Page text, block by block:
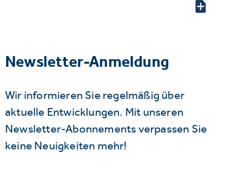
Newsletter-Anmeldung
Wir informieren Sie regelmäßig über
aktuelle Entwicklungen. Mit unseren
Newsletter-Abonnements verpassen Sie
keine Neuigkeiten mehr!